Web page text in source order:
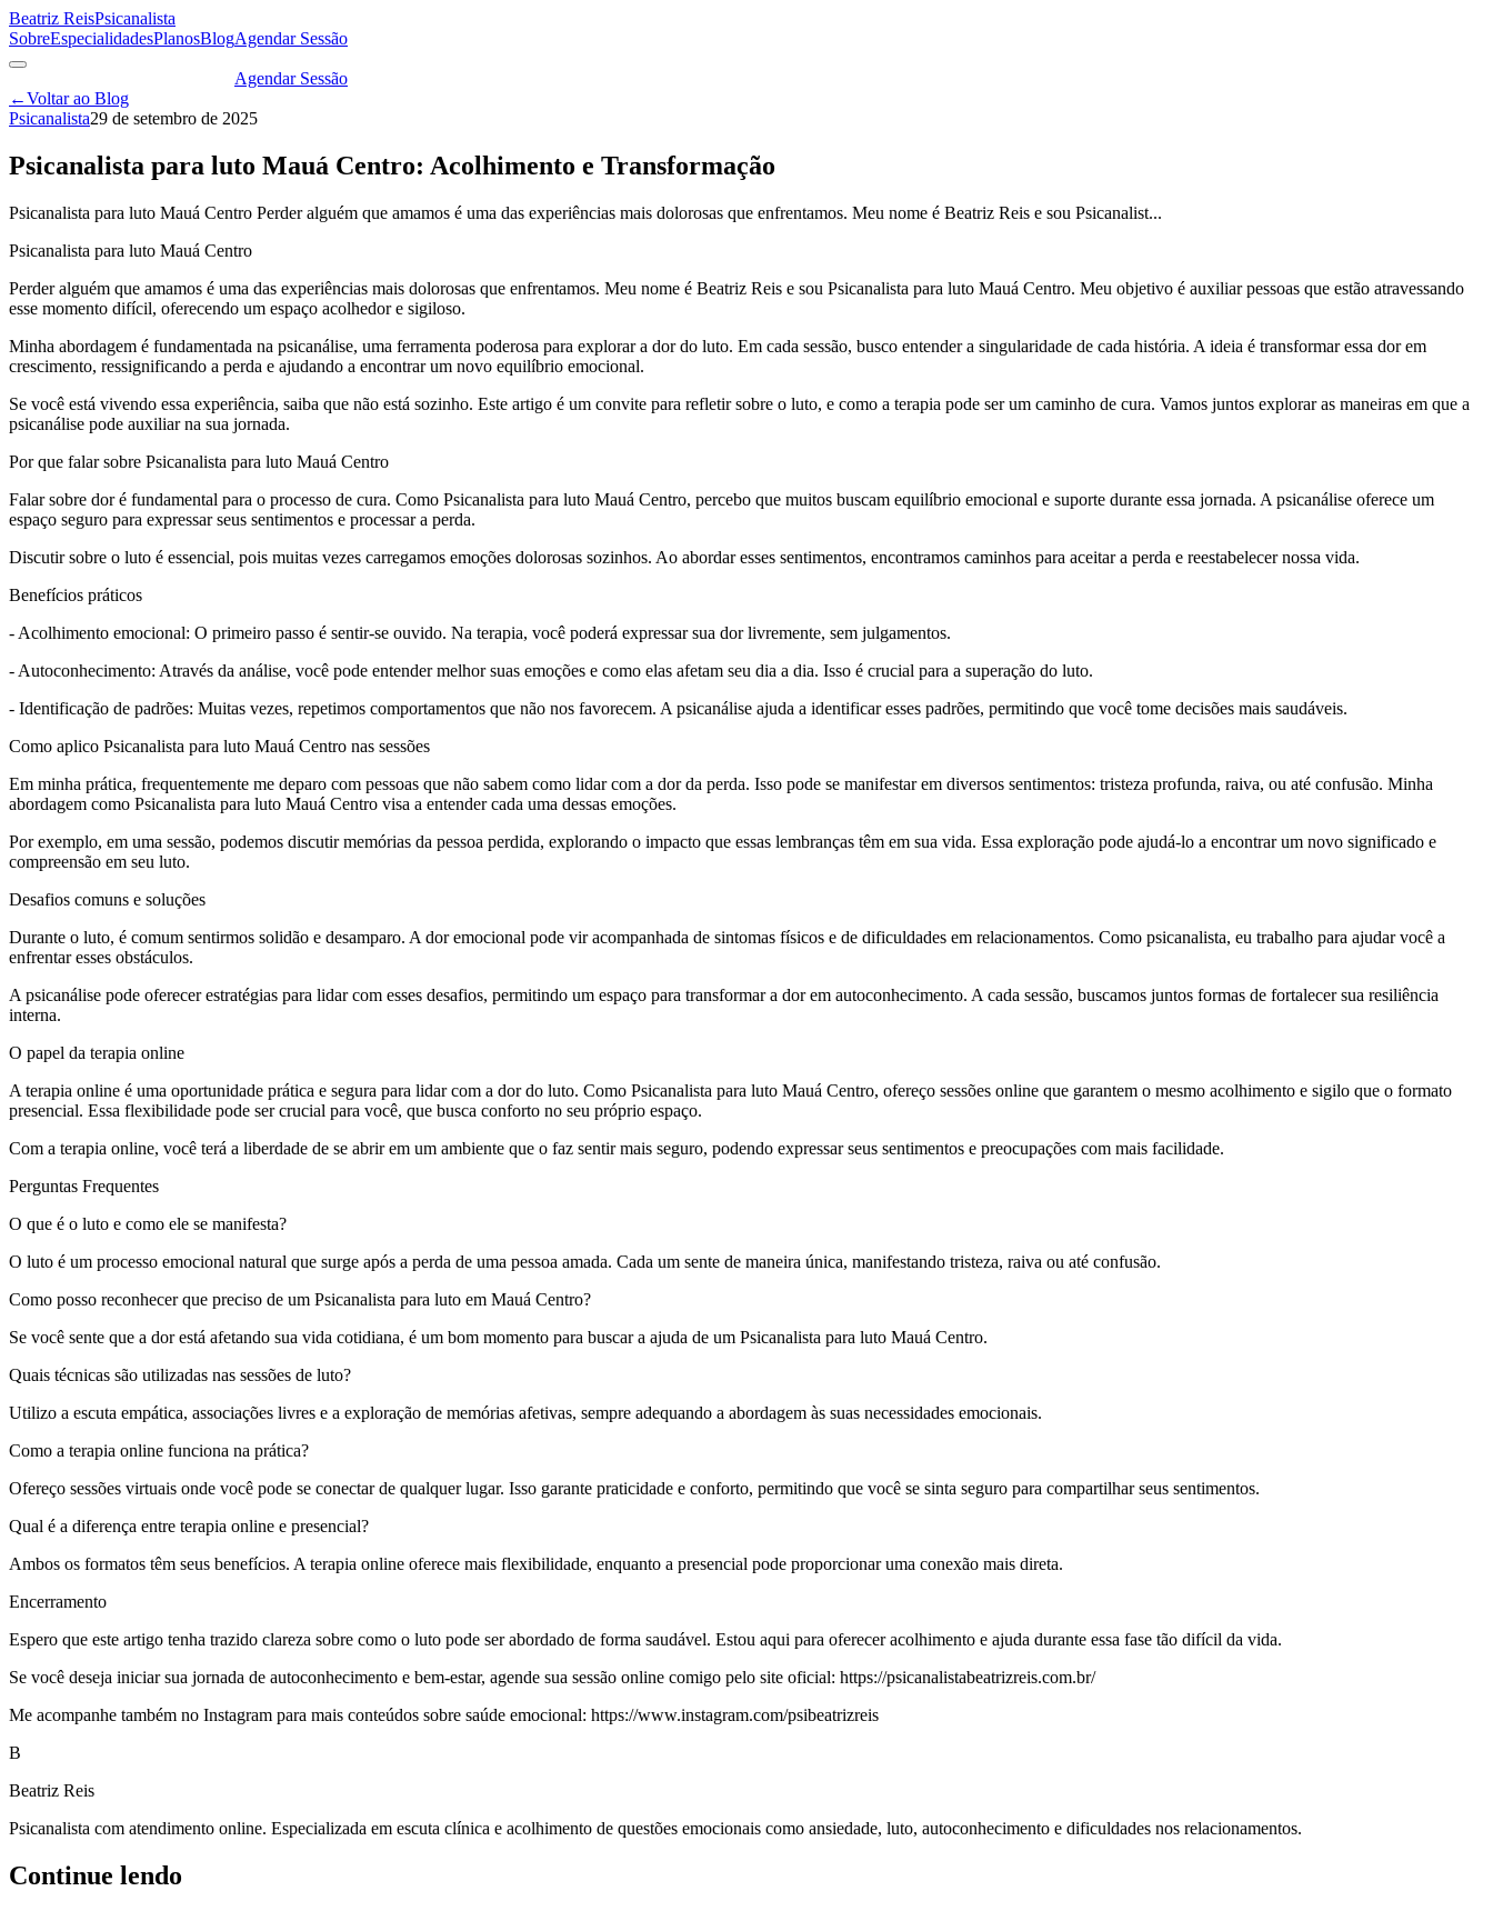
Beatriz ReisPsicanalista
SobreEspecialidadesPlanosBlogAgendar Sessão
Agendar Sessão
←Voltar ao Blog
Psicanalista29 de setembro de 2025
Psicanalista para luto Mauá Centro: Acolhimento e Transformação
Psicanalista para luto Mauá Centro Perder alguém que amamos é uma das experiências mais dolorosas que enfrentamos. Meu nome é Beatriz Reis e sou Psicanalist...
Psicanalista para luto Mauá Centro
Perder alguém que amamos é uma das experiências mais dolorosas que enfrentamos. Meu nome é Beatriz Reis e sou Psicanalista para luto Mauá Centro. Meu objetivo é auxiliar pessoas que estão atravessando
esse momento difícil, oferecendo um espaço acolhedor e sigiloso.
Minha abordagem é fundamentada na psicanálise, uma ferramenta poderosa para explorar a dor do luto. Em cada sessão, busco entender a singularidade de cada história. A ideia é transformar essa dor em
crescimento, ressignificando a perda e ajudando a encontrar um novo equilíbrio emocional.
Se você está vivendo essa experiência, saiba que não está sozinho. Este artigo é um convite para refletir sobre o luto, e como a terapia pode ser um caminho de cura. Vamos juntos explorar as maneiras em que a
psicanálise pode auxiliar na sua jornada.
Por que falar sobre Psicanalista para luto Mauá Centro
Falar sobre dor é fundamental para o processo de cura. Como Psicanalista para luto Mauá Centro, percebo que muitos buscam equilíbrio emocional e suporte durante essa jornada. A psicanálise oferece um
espaço seguro para expressar seus sentimentos e processar a perda.
Discutir sobre o luto é essencial, pois muitas vezes carregamos emoções dolorosas sozinhos. Ao abordar esses sentimentos, encontramos caminhos para aceitar a perda e reestabelecer nossa vida.
Benefícios práticos
- Acolhimento emocional: O primeiro passo é sentir-se ouvido. Na terapia, você poderá expressar sua dor livremente, sem julgamentos.
- Autoconhecimento: Através da análise, você pode entender melhor suas emoções e como elas afetam seu dia a dia. Isso é crucial para a superação do luto.
- Identificação de padrões: Muitas vezes, repetimos comportamentos que não nos favorecem. A psicanálise ajuda a identificar esses padrões, permitindo que você tome decisões mais saudáveis.
Como aplico Psicanalista para luto Mauá Centro nas sessões
Em minha prática, frequentemente me deparo com pessoas que não sabem como lidar com a dor da perda. Isso pode se manifestar em diversos sentimentos: tristeza profunda, raiva, ou até confusão. Minha
abordagem como Psicanalista para luto Mauá Centro visa a entender cada uma dessas emoções.
Por exemplo, em uma sessão, podemos discutir memórias da pessoa perdida, explorando o impacto que essas lembranças têm em sua vida. Essa exploração pode ajudá-lo a encontrar um novo significado e
compreensão em seu luto.
Desafios comuns e soluções
Durante o luto, é comum sentirmos solidão e desamparo. A dor emocional pode vir acompanhada de sintomas físicos e de dificuldades em relacionamentos. Como psicanalista, eu trabalho para ajudar você a
enfrentar esses obstáculos.
A psicanálise pode oferecer estratégias para lidar com esses desafios, permitindo um espaço para transformar a dor em autoconhecimento. A cada sessão, buscamos juntos formas de fortalecer sua resiliência
interna.
O papel da terapia online
A terapia online é uma oportunidade prática e segura para lidar com a dor do luto. Como Psicanalista para luto Mauá Centro, ofereço sessões online que garantem o mesmo acolhimento e sigilo que o formato
presencial. Essa flexibilidade pode ser crucial para você, que busca conforto no seu próprio espaço.
Com a terapia online, você terá a liberdade de se abrir em um ambiente que o faz sentir mais seguro, podendo expressar seus sentimentos e preocupações com mais facilidade.
Perguntas Frequentes
O que é o luto e como ele se manifesta?
O luto é um processo emocional natural que surge após a perda de uma pessoa amada. Cada um sente de maneira única, manifestando tristeza, raiva ou até confusão.
Como posso reconhecer que preciso de um Psicanalista para luto em Mauá Centro?
Se você sente que a dor está afetando sua vida cotidiana, é um bom momento para buscar a ajuda de um Psicanalista para luto Mauá Centro.
Quais técnicas são utilizadas nas sessões de luto?
Utilizo a escuta empática, associações livres e a exploração de memórias afetivas, sempre adequando a abordagem às suas necessidades emocionais.
Como a terapia online funciona na prática?
Ofereço sessões virtuais onde você pode se conectar de qualquer lugar. Isso garante praticidade e conforto, permitindo que você se sinta seguro para compartilhar seus sentimentos.
Qual é a diferença entre terapia online e presencial?
Ambos os formatos têm seus benefícios. A terapia online oferece mais flexibilidade, enquanto a presencial pode proporcionar uma conexão mais direta.
Encerramento
Espero que este artigo tenha trazido clareza sobre como o luto pode ser abordado de forma saudável. Estou aqui para oferecer acolhimento e ajuda durante essa fase tão difícil da vida.
Se você deseja iniciar sua jornada de autoconhecimento e bem-estar, agende sua sessão online comigo pelo site oficial: https://psicanalistabeatrizreis.com.br/
Me acompanhe também no Instagram para mais conteúdos sobre saúde emocional: https://www.instagram.com/psibeatrizreis
B
Beatriz Reis
Psicanalista com atendimento online. Especializada em escuta clínica e acolhimento de questões emocionais como ansiedade, luto, autoconhecimento e dificuldades nos relacionamentos.
Continue lendo